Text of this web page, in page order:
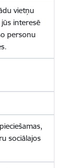
vietņu
interesē
personu
sociālajos